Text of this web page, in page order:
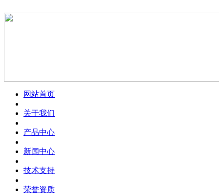
网站首页
关于我们
产品中心
新闻中心
技术支持
荣誉资质